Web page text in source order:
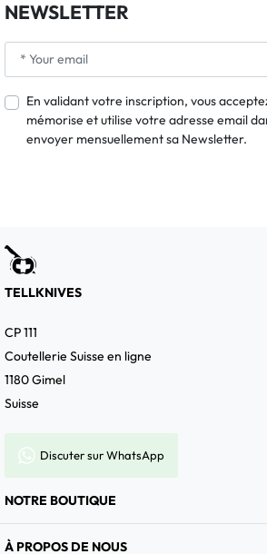
NEWSLETTER
En validant votre inscription, vous
mémorise et utilise votre adresse email
envoyer mensuellement sa Newsletter.
TELLKNIVES
CP 111
Coutellerie Suisse en ligne
1180 Gimel
Suisse
Discuter sur WhatsApp
NOTRE BOUTIQUE
À PROPOS DE NOUS